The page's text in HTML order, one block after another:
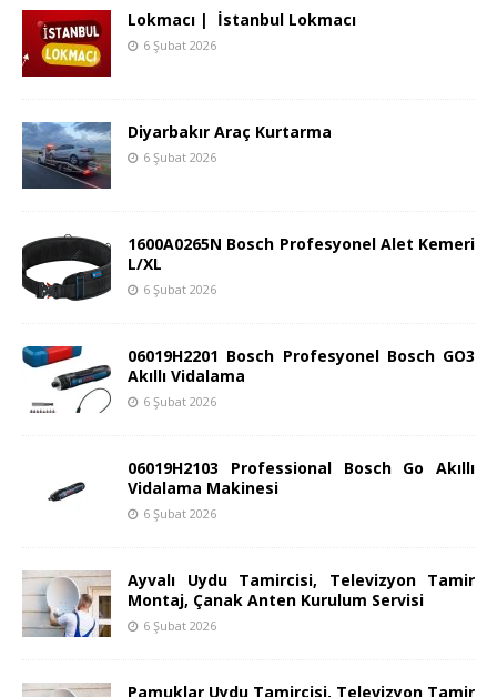
Lokmacı | İstanbul Lokmacı
6 Şubat 2026
Diyarbakır Araç Kurtarma
6 Şubat 2026
1600A0265N Bosch Profesyonel Alet Kemeri
L/XL
6 Şubat 2026
06019H2201 Bosch Profesyonel Bosch GO3
Akıllı Vidalama
6 Şubat 2026
06019H2103 Professional Bosch Go Akıllı
Vidalama Makinesi
6 Şubat 2026
Ayvalı Uydu Tamircisi, Televizyon Tamir
Montaj, Çanak Anten Kurulum Servisi
6 Şubat 2026
Pamuklar Uydu Tamircisi, Televizyon Tamir